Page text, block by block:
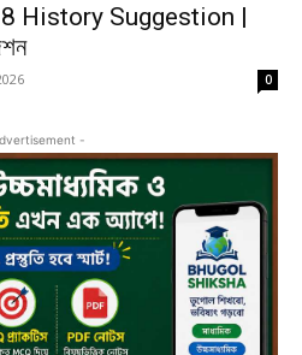
History Suggestion |
0
-